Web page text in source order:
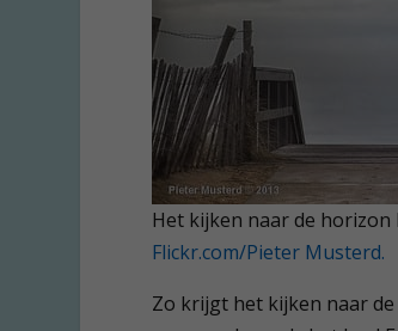
Het kijken naar de
Flickr.com/Pieter Musterd.
Zo krijgt het kijken naar